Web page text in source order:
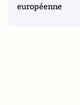
européenne